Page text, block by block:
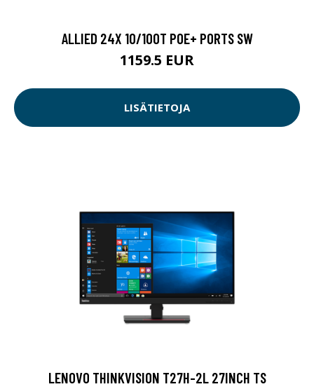
ALLIED 24X 10/100T POE+ PORTS SW
1159.5 EUR
LISÄTIETOJA
LENOVO THINKVISION T27H-2L 27INCH TS